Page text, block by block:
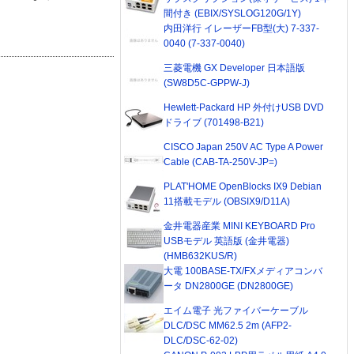
間付き (EBIX/SYSLOG120G/1Y)
内田洋行 イレーザーFB型(大) 7-337-
0040 (7-337-0040)
三菱電機 GX Developer 日本語版
(SW8D5C-GPPW-J)
Hewlett-Packard HP 外付けUSB DVD
ドライブ (701498-B21)
CISCO Japan 250V AC Type A Power
Cable (CAB-TA-250V-JP=)
PLAT'HOME OpenBlocks IX9 Debian
11搭載モデル (OBSIX9/D11A)
金井電器産業 MINI KEYBOARD Pro
USBモデル 英語版 (金井電器)
(HMB632KUS/R)
大電 100BASE-TX/FXメディアコンバ
ータ DN2800GE (DN2800GE)
エイム電子 光ファイバーケーブル
DLC/DSC MM62.5 2m (AFP2-
DLC/DSC-62-02)